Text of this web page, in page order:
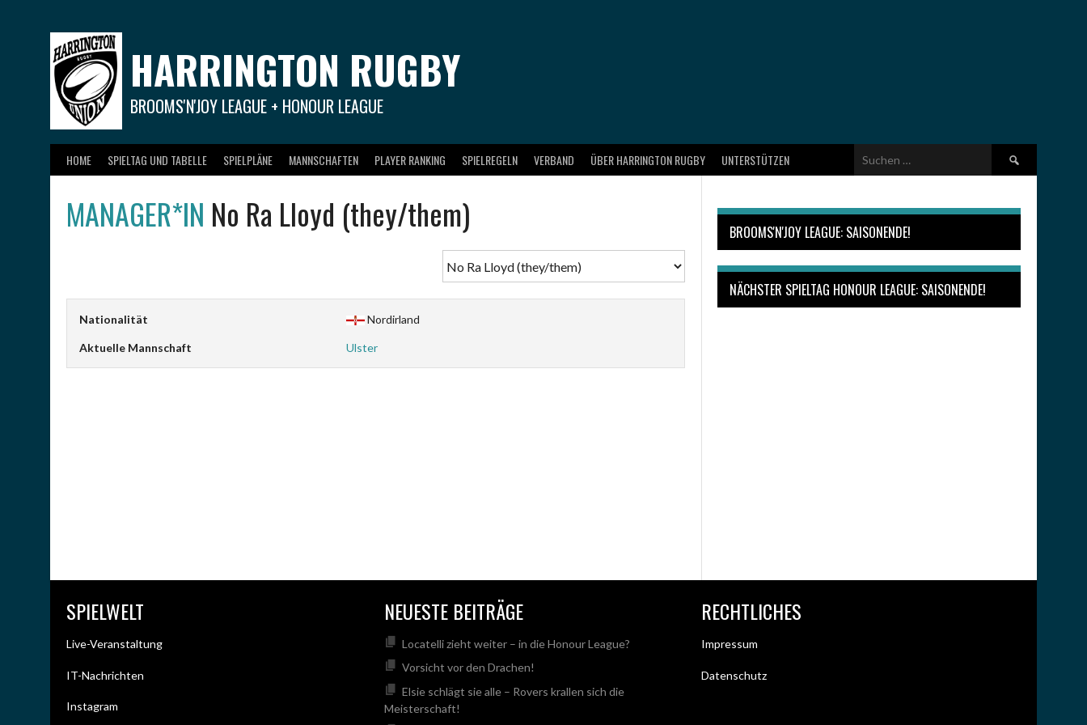
HARRINGTON RUGBY
BROOMS'N'JOY LEAGUE + HONOUR LEAGUE
HOME SPIELTAG UND TABELLE SPIELPLÄNE MANNSCHAFTEN PLAYER RANKING SPIELREGELN VERBAND ÜBER HARRINGTON RUGBY UNTERSTÜTZEN
Suchen
nach:
MANAGER*IN No Ra Lloyd (they/them)
Nationalität Nordirland
Aktuelle Mannschaft Ulster
BROOMS'N'JOY LEAGUE: SAISONENDE!
NÄCHSTER SPIELTAG HONOUR LEAGUE: SAISONENDE!
SPIELWELT
Live-Veranstaltung
IT-Nachrichten
Instagram
NEUESTE BEITRÄGE
Locatelli zieht weiter – in die Honour League?
Vorsicht vor den Drachen!
Elsie schlägt sie alle – Rovers krallen sich die
Meisterschaft!
RECHTLICHES
Impressum
Datenschutz